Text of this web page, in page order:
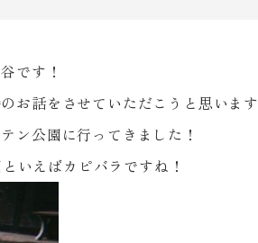
です！
お話をさせていただこうと思います
ン公園に行ってきました！
いえばカピバラですね！